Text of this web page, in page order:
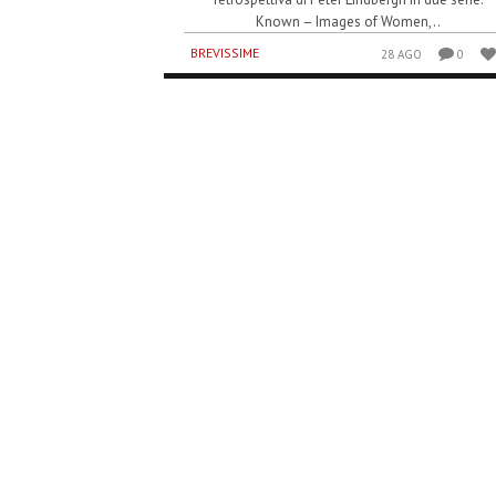
Known – Images of Women,..
BREVISSIME 28 AGO 0